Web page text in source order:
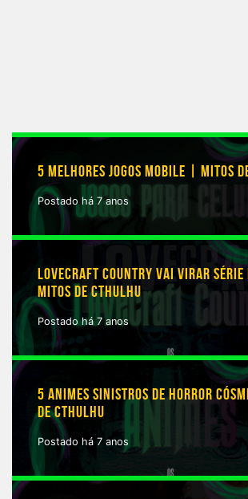
5 MELHORES JOGOS MOBILE | MITOS
Postado há 7 anos
LOVECRAFT COUNTRY VAI VIRAR SÉRIE
MITOS DE CTHULHU
Postado há 7 anos
5 ANIMES SINISTROS DE HORROR
DE CTHULHU
Postado há 7 anos